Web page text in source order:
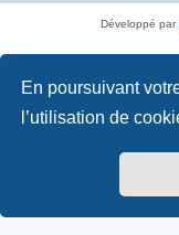
En poursuivant
l’utilisation de
Développé par